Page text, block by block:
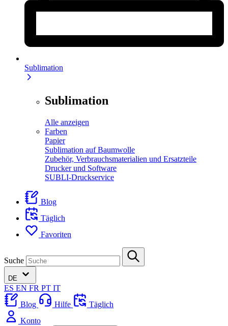
Sublimation
Sublimation
Alle anzeigen
Farben
Papier
Sublimation auf Baumwolle
Zubehör, Verbrauchsmaterialien und Ersatzteile
Drucker und Software
SUBLI-Druckservice
Blog
Täglich
Favoriten
Suche
DE
ES EN FR PT IT
Blog
Hilfe
Täglich
Konto